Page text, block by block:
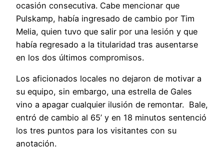
ocasión consecutiva. Cabe mencionar que
Pulskamp, había ingresado de cambio por Tim
Melia, quien tuvo que salir por una lesión y que
había regresado a la titularidad tras ausentarse
en los dos últimos compromisos.
Los aficionados locales no dejaron de motivar a
su equipo, sin embargo, una estrella de Gales
vino a apagar cualquier ilusión de remontar. Bale,
entró de cambio al 65’ y en 18 minutos sentenció
los tres puntos para los visitantes con su
anotación.